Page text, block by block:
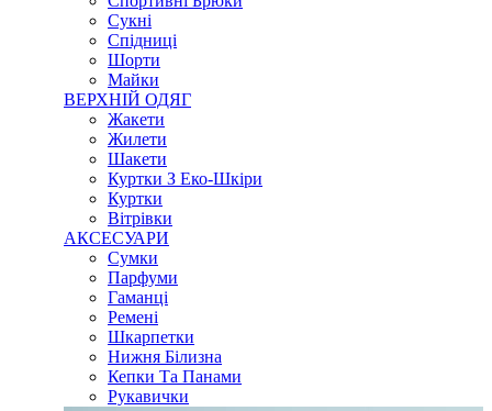
Сукні
Спідниці
Шорти
Майки
ВЕРХНІЙ ОДЯГ
Жакети
Жилети
Шакети
Куртки З Еко-Шкіри
Куртки
Вітрівки
АКСЕСУАРИ
Сумки
Парфуми
Гаманці
Ремені
Шкарпетки
Нижня Білизна
Кепки Та Панами
Рукавички